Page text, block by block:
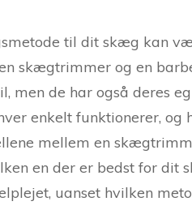
til dit skæg kan
skægtrimmer og en
men de har også deres
enkelt funktionerer, og
mellem en
en der er bedst for dit
uanset hvilken